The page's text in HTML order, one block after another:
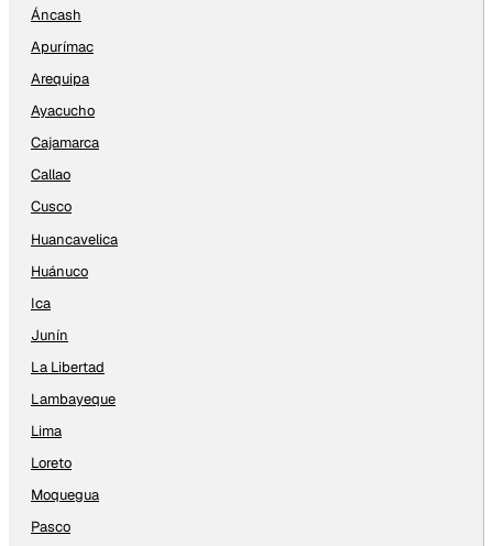
Áncash
Apurímac
Arequipa
Ayacucho
Cajamarca
Callao
Cusco
Huancavelica
Huánuco
Ica
Junín
La Libertad
Lambayeque
Lima
Loreto
Moquegua
Pasco